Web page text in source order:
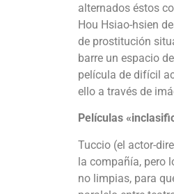
alternados éstos
Hou Hsiao-hsien
de prostitución
barre un espacio
película de difícil
ello a través de
Películas
Tuccio (el actor-
la compañía, pero
no limpias, para